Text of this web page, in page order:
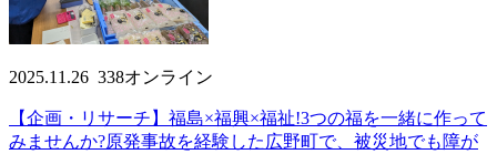
2025.11.26 338オンライン
【企画・リサーチ】福島×福興×福祉!3つの福を一緒に作って
みませんか?原発事故を経験した広野町で、被災地でも障が